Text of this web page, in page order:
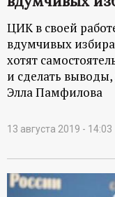
ЦИК в своей
вдумчивых
хотят
и сделать выводы,
Элла Памфилова
13 августа 2019 - 14:03